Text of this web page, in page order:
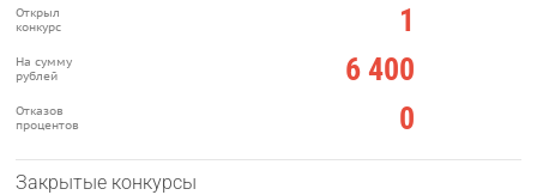
Открыл 1
конкурс
На сумму 6 400
рублей
Отказов 0
процентов
Закрытые конкурсы